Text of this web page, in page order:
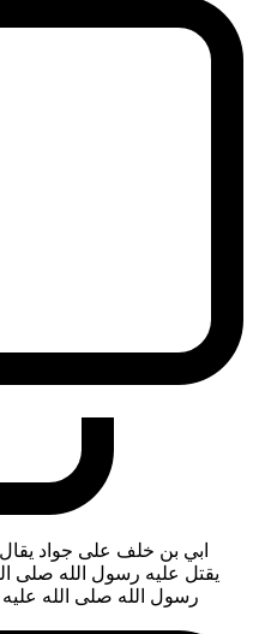
ابي بن خلف على جواد
يقتل عليه رسول الله صلى
رسول الله صلى الله